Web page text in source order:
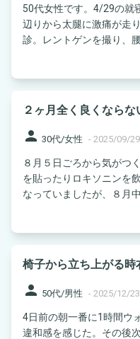
50代女性です。4/29の就
辺りから太腿に激痛が走りました。 次の日
診。レントゲンを撮り、腰
２ヶ月全く良くなら
person 30代/女性 - 2025/09/29
８月５日ごろから気がつ
を貼ったりロキソニンを
なっていましたが、８月
椅子から立ち上がる
person 50代/男性 - 2025/12/23
4日前の朝一番に1時間ウ
違和感を感じた。その後